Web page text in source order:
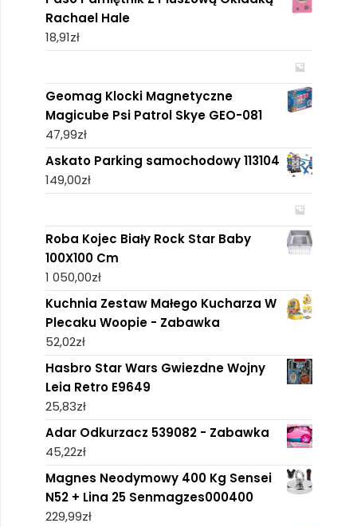
Rachael Hale
18,91zł
Geomag Klocki Magnetyczne
Magicube Psi Patrol Skye GEO-081
47,99zł
Askato Parking samochodowy 113104
149,00zł
Roba Kojec Biały Rock Star Baby
100X100 Cm
1 050,00zł
Kuchnia Zestaw Małego Kucharza W
Plecaku Woopie - Zabawka
52,02zł
Hasbro Star Wars Gwiezdne Wojny
Leia Retro E9649
25,83zł
Adar Odkurzacz 539082 - Zabawka
45,22zł
Magnes Neodymowy 400 Kg Sensei
N52 + Lina 25 Senmagzes000400
229,99zł